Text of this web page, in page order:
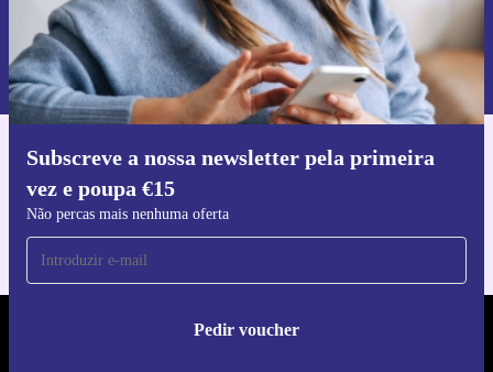
Subscreve a nossa newsletter pela primeira
vez e poupa €15
Não percas mais nenhuma oferta
Pedir voucher
Pedir voucher
Informações sobre o uso de dados pessoais podem ser encontrados na
nossa
Política de Privacidade.
Faz o download da app refurbed
Para iOS e Android
REFURBED PORTUGAL - RETHINK NEW.